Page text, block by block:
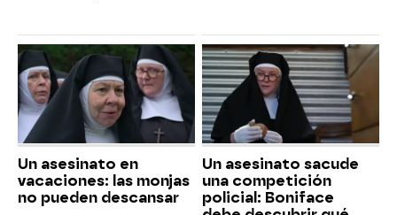
Un asesinato en
vacaciones: las monjas
no pueden descansar
Un asesinato sacude
una competición
policial: Boniface